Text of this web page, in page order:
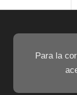
Para la